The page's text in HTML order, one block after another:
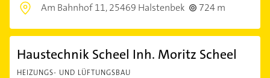
Am Bahnhof 11,25469 Halstenbek 724 m
Haustechnik Scheel Inh. Moritz Scheel
HEIZUNGS- UND LÜFTUNGSBAU